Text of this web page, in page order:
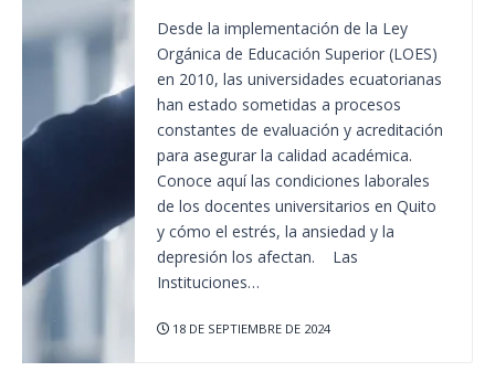
Desde la implementación de la Ley
Orgánica de Educación Superior (LOES)
en 2010, las universidades ecuatorianas
han estado sometidas a procesos
constantes de evaluación y acreditación
para asegurar la calidad académica.
Conoce aquí las condiciones laborales
de los docentes universitarios en Quito
y cómo el estrés, la ansiedad y la
depresión los afectan. Las
Instituciones…
18 DE SEPTIEMBRE DE 2024